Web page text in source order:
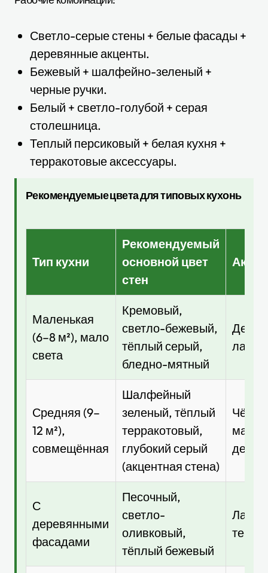
Светло-серые стены + белые фасады +
деревянные акценты.
Бежевый + шалфейно-зеленый +
черные ручки.
Белый + светло-голубой + серая
столешница.
Теплый персиковый + белая кухня +
терракотовые аксессуары.
Рекомендуемые цвета для типовых кухонь
Тип кухни
Рекомендуемый
основной цвет
стен
Маленькая
(6–8 м²), мало
света
Кремовый,
светло-бежевый,
тёплый серый,
бледно-мятный
Средняя (9–
12 м²),
совмещённая
Шалфейный
зеленый, тёплый
терракотовый,
глубокий серый
(акцентная стена)
С
деревянными
фасадами
Песочный,
светло-
оливковый,
тёплый бежевый